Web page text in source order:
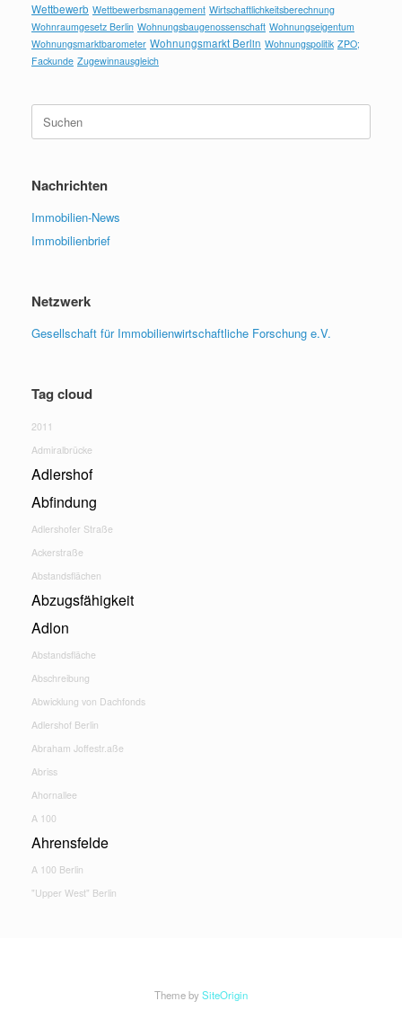
Wettbewerb Wettbewerbsmanagement Wirtschaftlichkeitsberechnung
Wohnraumgesetz Berlin Wohnungsbaugenossenschaft Wohnungseigentum
Wohnungsmarktbarometer Wohnungsmarkt Berlin Wohnungspolitik ZPO;
Fackunde Zugewinnausgleich
Suchen
nach:
Nachrichten
Immobilien-News
Immobilienbrief
Netzwerk
Gesellschaft für Immobilienwirtschaftliche Forschung e.V.
Tag cloud
2011
Admiralbrücke
Adlershof
Abfindung
Adlershofer Straße
Ackerstraße
Abstandsflächen
Abzugsfähigkeit
Adlon
Abstandsfläche
Abschreibung
Abwicklung von Dachfonds
Adlershof Berlin
Abraham Joffestr.aße
Abriss
Ahornallee
A 100
Ahrensfelde
A 100 Berlin
"Upper West" Berlin
Theme bySiteOrigin